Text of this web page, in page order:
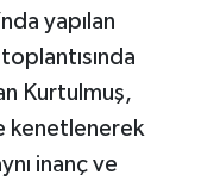
yapılan
Kurtulmuş,
kenetlenerek
inanç ve